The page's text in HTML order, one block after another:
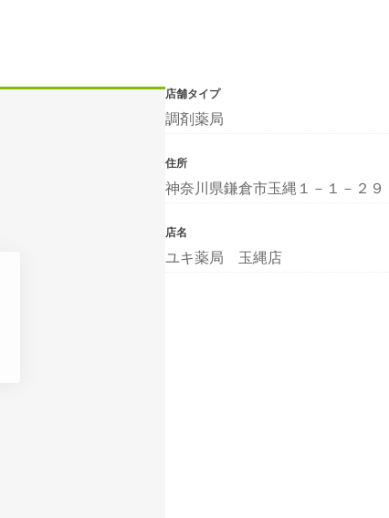
店舗タイプ
調剤薬局
住所
神奈川県鎌倉市玉縄１－１－２９
店名
ユキ薬局 玉縄店